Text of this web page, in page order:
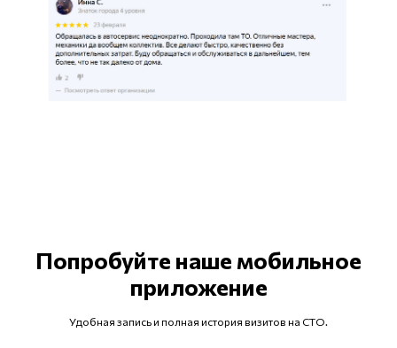
Попробуйте наше мобильное
приложение
Удобная запись и полная история визитов на СТО.